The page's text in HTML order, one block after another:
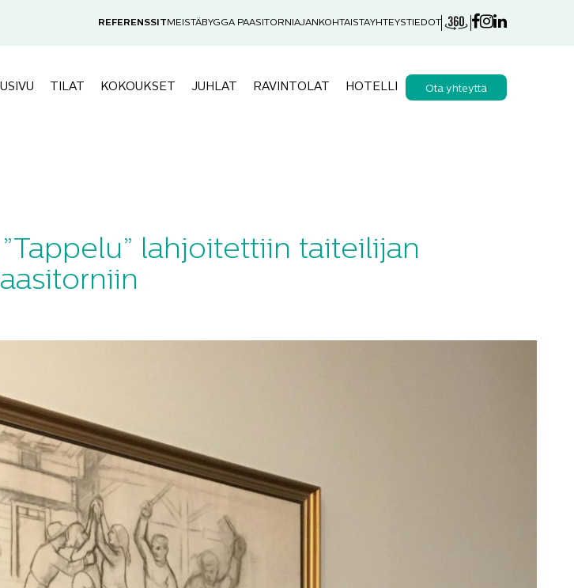
REFERENSSIT MEISTÄBYGGA PAASITORNI AJANKOHTAISTAYHTEYSTIEDOT
TILAT KOKOUKSET JUHLAT RAVINTOLAT HOTELLI Ota yhteyttä
lahjoitettiin taiteilijan